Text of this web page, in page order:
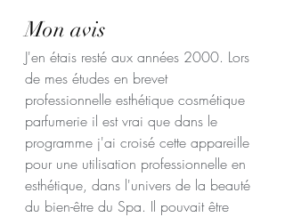
Mon avis
J'en étais resté aux années 2000. Lors
de mes études en brevet
professionnelle esthétique cosmétique
parfumerie il est vrai que dans le
programme j'ai croisé cette appareille
pour une utilisation professionnelle en
esthétique, dans l'univers de la beauté
du bien-être du Spa. Il pouvait être